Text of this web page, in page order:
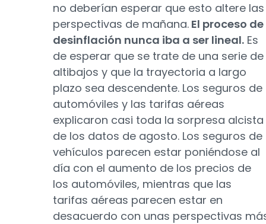
no deberían esperar que esto altere las
perspectivas de mañana. El proceso de
desinflación nunca iba a ser lineal. Es
de esperar que se trate de una serie de
altibajos y que la trayectoria a largo
plazo sea descendente. Los seguros de
automóviles y las tarifas aéreas
explicaron casi toda la sorpresa alcista
de los datos de agosto. Los seguros de
vehículos parecen estar poniéndose al
día con el aumento de los precios de
los automóviles, mientras que las
tarifas aéreas parecen estar en
desacuerdo con unas perspectivas